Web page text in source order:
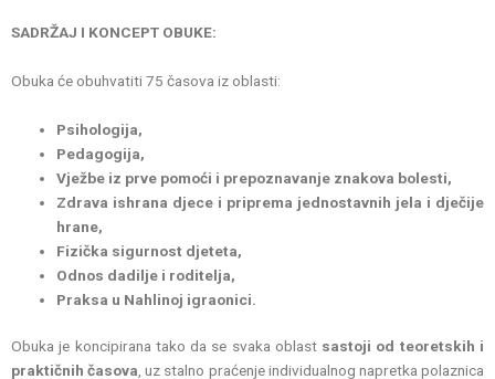
SADRŽAJ I KONCEPT OBUKE:
Obuka će obuhvatiti 75 časova iz oblasti:
Psihologija,
Pedagogija,
Vježbe iz prve pomoći i prepoznavanje znakova bolesti,
Zdrava ishrana djece i priprema jednostavnih jela i dječije
hrane,
Fizička sigurnost djeteta,
Odnos dadilje i roditelja,
Praksa u Nahlinoj igraonici.
Obuka je koncipirana tako da se svaka oblastsastoji od teoretskih i
praktičnih časova, uz stalno praćenje individualnog napretka polaznica